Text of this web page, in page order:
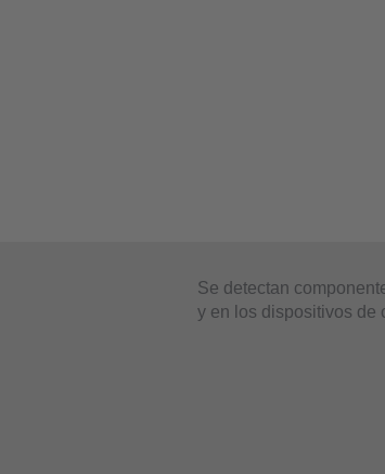
Se detectan
y en los dispositivos de